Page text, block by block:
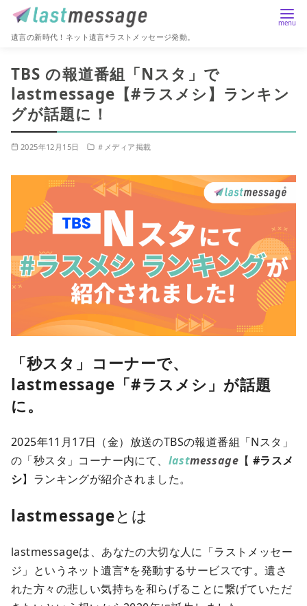
遺言の新時代！ネット遺言*ラストメッセージ発動。
TBS の報道番組「Nスタ」で
lastmessage【#ラスメシ】ランキン
グが話題に！
2025年12月15日 ＃メディア掲載
「秒スタ」コーナーで、
lastmessage「#ラスメシ」が話題
に。
2025年11月17日（金）放送のTBSの報道番組「Nスタ」
の「秒スタ」コーナー内にて、 lastmessage 【 #ラスメ
シ】ランキングが紹介されました。
lastmessageとは
lastmessageは、あなたの大切な人に「ラストメッセー
ジ」というネット遺言*を発動するサービスです。遺さ
れた方々の悲しい気持ちを和らげることに繋げていただ